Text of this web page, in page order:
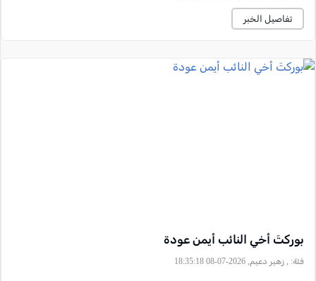
تفاصيل الخبر
بوركتَ أخي النائب أيمن عودة
فئة: , زهير دعيم, 2026-07-08 18:35:18